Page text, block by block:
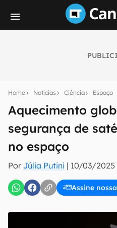
Home Notícias Ciência Espaço
Aquecimento
segurança de
no espaço
Por Júlia Putini | 10/03/2025
Assine
notícias e reviews sobre
E-mail
Uso e Política de